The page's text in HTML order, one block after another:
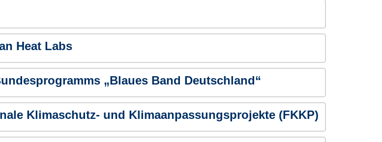
Heat Labs
„Blaues Band Deutschland“
Klimaschutz- und Klimaanpassungsprojekte (FKKP)